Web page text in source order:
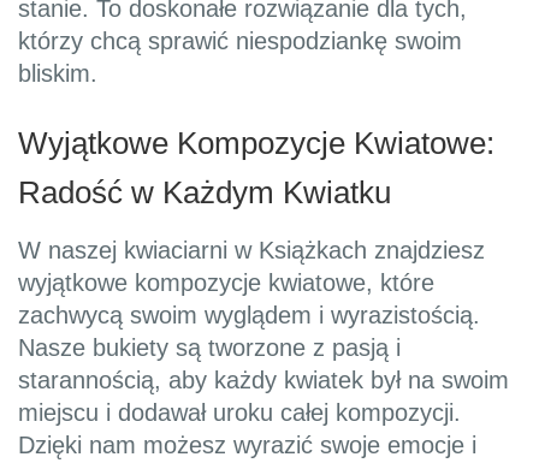
stanie. To doskonałe rozwiązanie dla tych,
którzy chcą sprawić niespodziankę swoim
bliskim.
Wyjątkowe Kompozycje Kwiatowe:
Radość w Każdym Kwiatku
W naszej kwiaciarni w Książkach znajdziesz
wyjątkowe kompozycje kwiatowe, które
zachwycą swoim wyglądem i wyrazistością.
Nasze bukiety są tworzone z pasją i
starannością, aby każdy kwiatek był na swoim
miejscu i dodawał uroku całej kompozycji.
Dzięki nam możesz wyrazić swoje emocje i